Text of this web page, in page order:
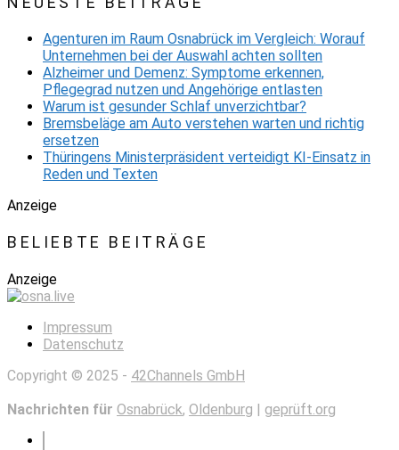
Agenturen im Raum Osnabrück im Vergleich: Worauf
Unternehmen bei der Auswahl achten sollten
Alzheimer und Demenz: Symptome erkennen,
Pflegegrad nutzen und Angehörige entlasten
Warum ist gesunder Schlaf unverzichtbar?
Bremsbeläge am Auto verstehen warten und richtig
ersetzen
Thüringens Ministerpräsident verteidigt KI-Einsatz in
Reden und Texten
Anzeige
BELIEBTE BEITRÄGE
Anzeige
Impressum
Datenschutz
Copyright © 2025 - 42Channels GmbH
Nachrichten für Osnabrück, Oldenburg | geprüft.org